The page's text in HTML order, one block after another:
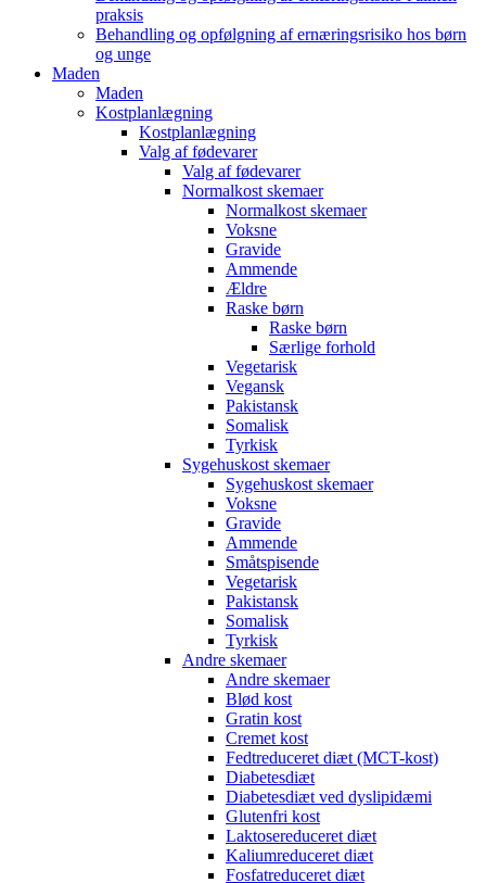
praksis
Behandling og opfølgning af ernæringsrisiko hos børn
og unge
Maden
Maden
Kostplanlægning
Kostplanlægning
Valg af fødevarer
Valg af fødevarer
Normalkost skemaer
Normalkost skemaer
Voksne
Gravide
Ammende
Ældre
Raske børn
Raske børn
Særlige forhold
Vegetarisk
Vegansk
Pakistansk
Somalisk
Tyrkisk
Sygehuskost skemaer
Sygehuskost skemaer
Voksne
Gravide
Ammende
Småtspisende
Vegetarisk
Pakistansk
Somalisk
Tyrkisk
Andre skemaer
Andre skemaer
Blød kost
Gratin kost
Cremet kost
Fedtreduceret diæt (MCT-kost)
Diabetesdiæt
Diabetesdiæt ved dyslipidæmi
Glutenfri kost
Laktosereduceret diæt
Kaliumreduceret diæt
Fosfatreduceret diæt